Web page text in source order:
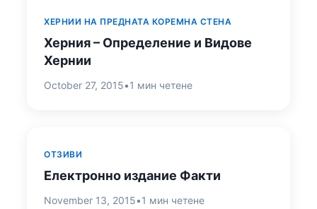
ХЕРНИИ НА ПРЕДНАТА КОРЕМНА СТЕНА
Херния – Определение и Видове
Хернии
October 27, 2015•1 мин четене
ОТЗИВИ
Електронно издание Факти
November 13, 2015•1 мин четене